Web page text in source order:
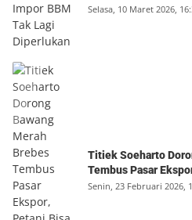
Selasa, 10 Maret 2026,
Titiek Soeharto
Tembus Pasar
Juta per Hektare
Senin, 23 Februari 2026,